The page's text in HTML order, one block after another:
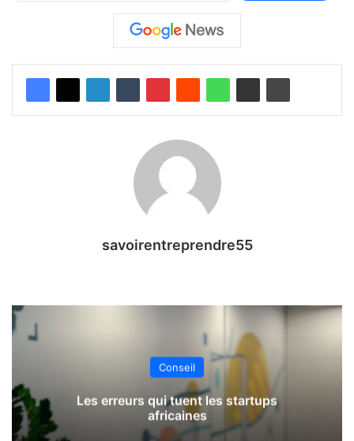
savoirentreprendre55
Conseil
Les erreurs qui tuent les startups
africaines